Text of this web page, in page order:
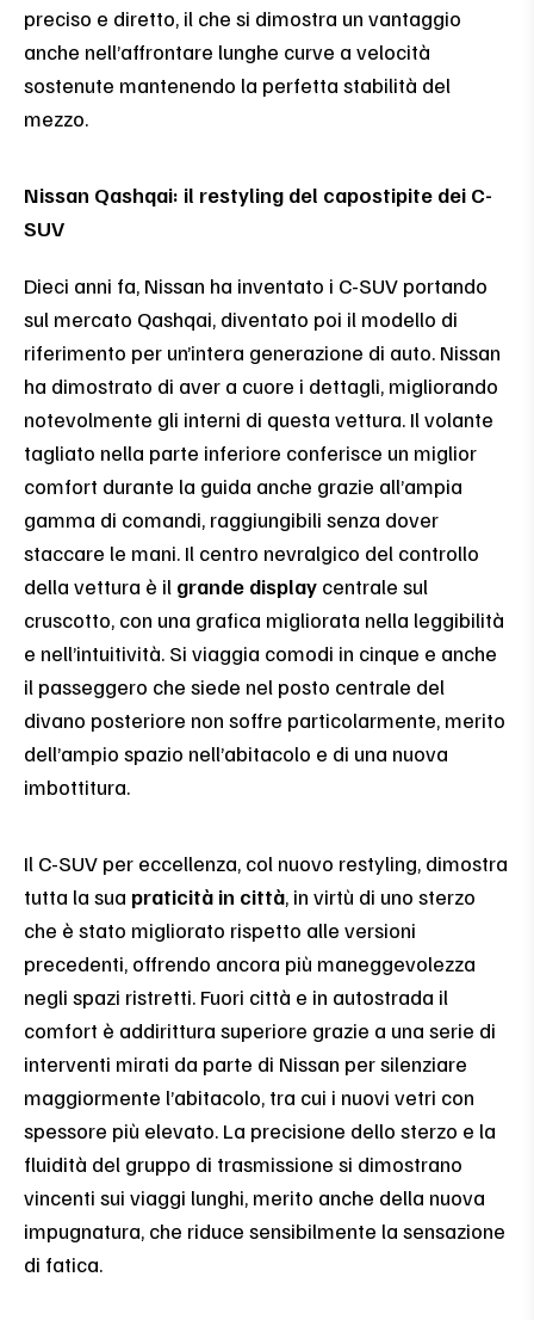
preciso e diretto, il che si dimostra un vantaggio
anche nell’affrontare lunghe curve a velocità
sostenute mantenendo la perfetta stabilità del
mezzo.
Nissan Qashqai: il restyling del capostipite dei C-
SUV
Dieci anni fa, Nissan ha inventato i C-SUV portando
sul mercato Qashqai, diventato poi il modello di
riferimento per un’intera generazione di auto. Nissan
ha dimostrato di aver a cuore i dettagli, migliorando
notevolmente gli interni di questa vettura. Il volante
tagliato nella parte inferiore conferisce un miglior
comfort durante la guida anche grazie all’ampia
gamma di comandi, raggiungibili senza dover
staccare le mani. Il centro nevralgico del controllo
della vettura è il grande display centrale sul
cruscotto, con una grafica migliorata nella leggibilità
e nell’intuitività. Si viaggia comodi in cinque e anche
il passeggero che siede nel posto centrale del
divano posteriore non soffre particolarmente, merito
dell’ampio spazio nell’abitacolo e di una nuova
imbottitura.
Il C-SUV per eccellenza, col nuovo restyling, dimostra
tutta la sua praticità in città, in virtù di uno sterzo
che è stato migliorato rispetto alle versioni
precedenti, offrendo ancora più maneggevolezza
negli spazi ristretti. Fuori città e in autostrada il
comfort è addirittura superiore grazie a una serie di
interventi mirati da parte di Nissan per silenziare
maggiormente l’abitacolo, tra cui i nuovi vetri con
spessore più elevato. La precisione dello sterzo e la
fluidità del gruppo di trasmissione si dimostrano
vincenti sui viaggi lunghi, merito anche della nuova
impugnatura, che riduce sensibilmente la sensazione
di fatica.